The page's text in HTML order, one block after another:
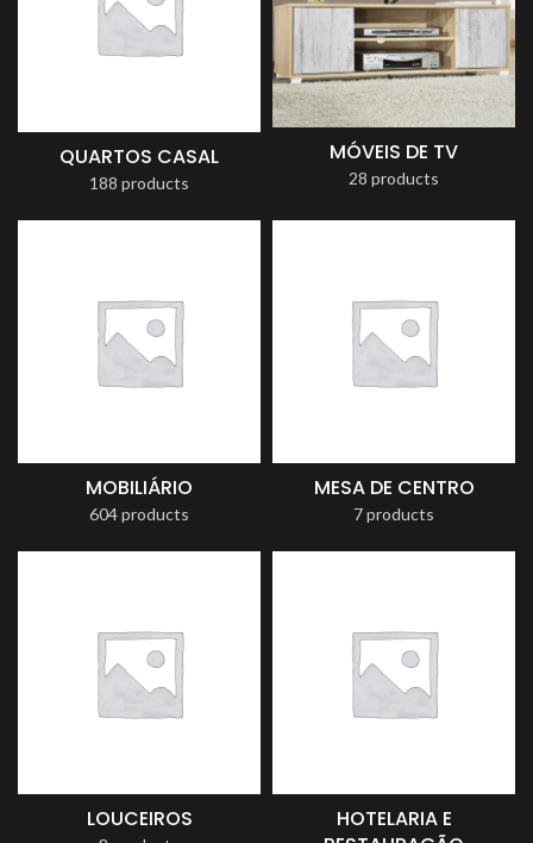
QUARTOS CASAL
188 products
MÓVEIS DE TV
28 products
MOBILIÁRIO
604 products
MESA DE CENTRO
7 products
LOUCEIROS
HOTELARIA E